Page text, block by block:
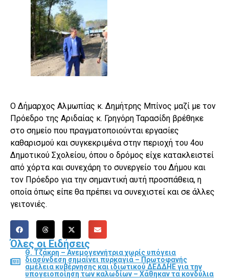
Ο Δήμαρχος Αλμωπίας κ. Δημήτρης Μπίνος μαζί με τον
Πρόεδρο της Αριδαίας κ. Γρηγόρη Ταρασίδη βρέθηκε
στο σημείο που πραγματοποιούνται εργασίες
καθαρισμού και συγκεκριμένα στην περιοχή του 4ου
Δημοτικού Σχολείου, όπου ο δρόμος είχε κατακλειστεί
από χόρτα και συνεχάρη το συνεργείο του Δήμου και
τον Πρόεδρο για την σημαντική αυτή προσπάθεια, η
οποία όπως είπε θα πρέπει να συνεχιστεί και σε άλλες
γειτονιές.
Όλες οι Ειδήσεις
Θ. Τζάκρη – Ανεμογεννήτρια χωρίς υπόγεια
διασύνδεση σημαίνει πυρκαγιά – Πρωτοφανής
αμέλεια κυβέρνησης και ιδιωτικού ΔΕΔΔΗΕ για την
υπογειοποίηση των καλωδίων – Χάθηκαν τα κονδύλια